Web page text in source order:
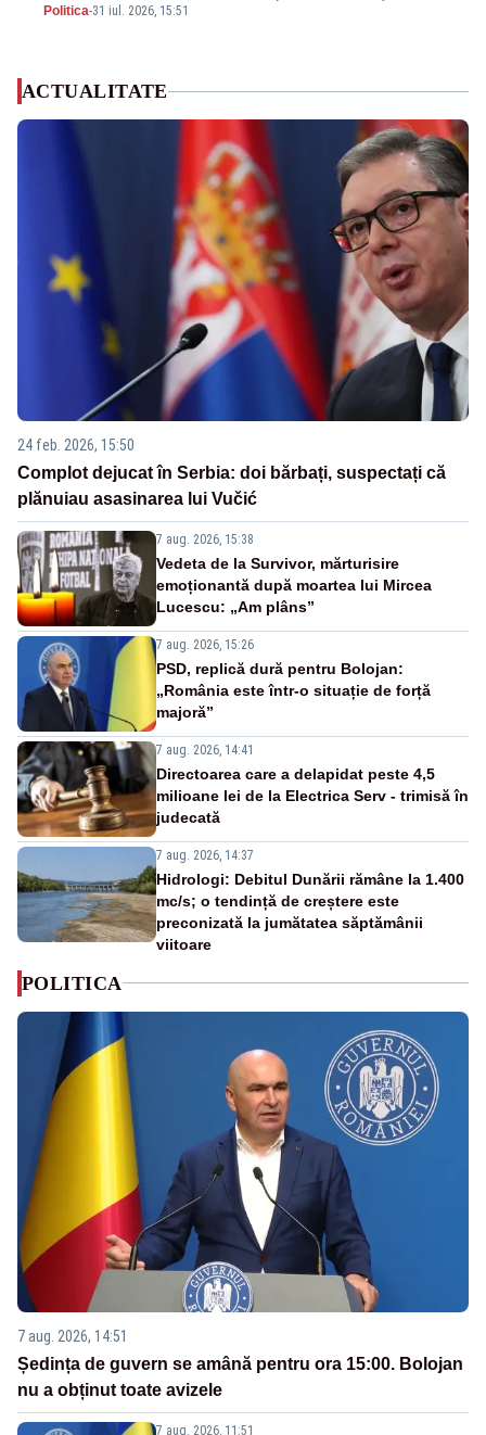
Politica-31 iul. 2026, 15:51
financiare
ACTUALITATE
24 feb. 2026, 15:50
Complot dejucat în Serbia: doi bărbați, suspectați că
plănuiau asasinarea lui Vučić
7 aug. 2026, 15:38
Vedeta de la Survivor, mărturisire
emoționantă după moartea lui Mircea
Lucescu: „Am plâns”
7 aug. 2026, 15:26
PSD, replică dură pentru Bolojan:
„România este într-o situație de forță
majoră”
7 aug. 2026, 14:41
Directoarea care a delapidat peste 4,5
milioane lei de la Electrica Serv - trimisă în
judecată
7 aug. 2026, 14:37
Hidrologi: Debitul Dunării rămâne la 1.400
mc/s; o tendință de creștere este
preconizată la jumătatea săptămânii
viitoare
POLITICA
7 aug. 2026, 14:51
Ședința de guvern se amână pentru ora 15:00. Bolojan
nu a obținut toate avizele
7 aug. 2026, 11:51